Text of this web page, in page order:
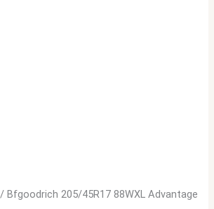
/ Bfgoodrich 205/45R17 88WXL Advantage